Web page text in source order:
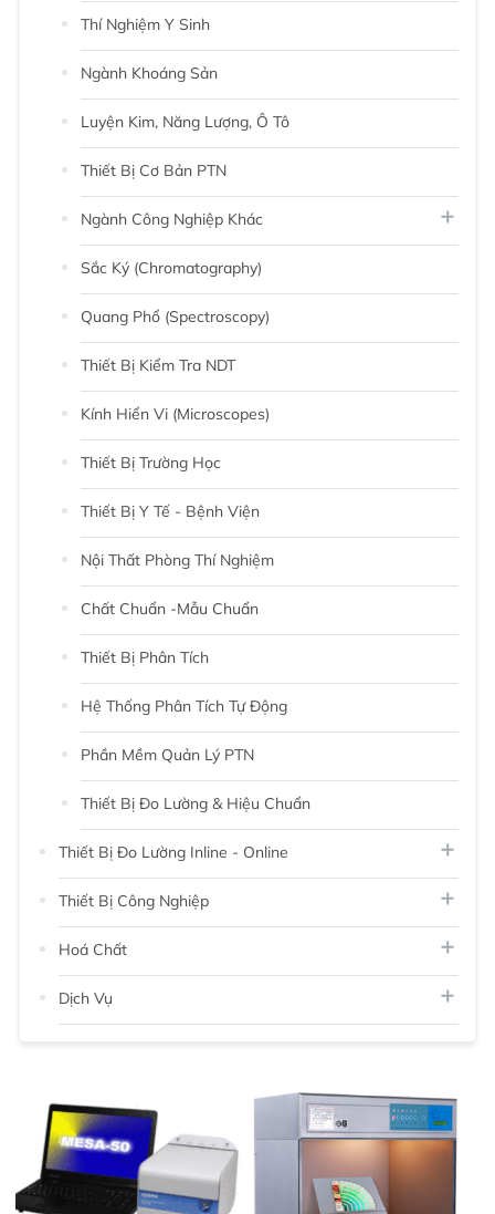
Thí Nghiệm Y Sinh
Ngành Khoáng Sản
Luyện Kim, Năng Lượng, Ô Tô
Thiết Bị Cơ Bản PTN
Ngành Công Nghiệp Khác
Sắc Ký (chromatography)
Quang Phổ (Spectroscopy)
Thiết Bị Kiểm Tra NDT
Kính Hiển Vi (Microscopes)
Thiết Bị Trường Học
Thiết Bị Y Tế - Bệnh Viện
Nội Thất Phòng Thí Nghiệm
Chất Chuẩn -Mẫu Chuẩn
Thiết Bị Phân Tích
Hệ Thống Phân Tích Tự Động
Phần Mềm Quản Lý PTN
Thiết Bị Đo Lường & Hiệu Chuẩn
Thiết Bị Đo Lường Inline - Online
Thiết Bị Công Nghiệp
Hoá Chất
Dịch Vụ